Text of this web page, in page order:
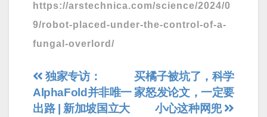
https://arstechnica.com/science/2024/0
9/robot-placed-under-the-control-of-a-
fungal-overlord/
文
章
买橘子被坑了，科学
家怒发论文，一定要
小心这种网兜
独家专访：
AlphaFold并非唯一
出路 | 新加坡国立大